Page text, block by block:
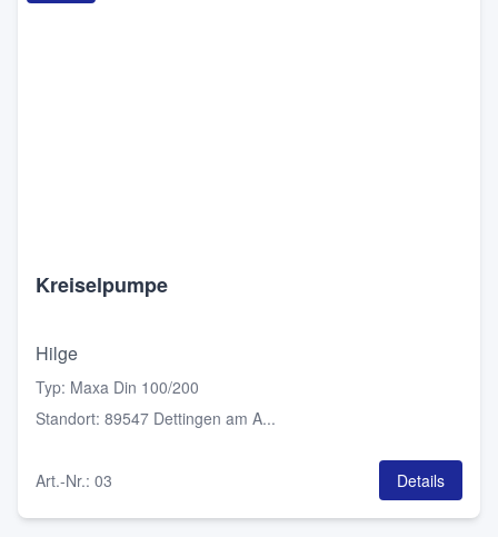
Kreiselpumpe
Hilge
Typ: Maxa Din 100/200
Standort: 89547 Dettingen am A...
Art.-Nr.: 03 Details